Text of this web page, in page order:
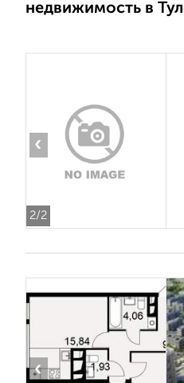
недвижимость в
2/2
‹
‹